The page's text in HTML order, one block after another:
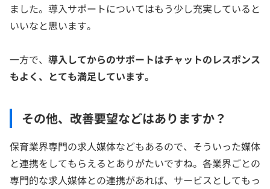
ました。導入サポートについてはもう少し充実していると
いいなと思います。
一方で、 導入してからのサポートはチャットのレスポンス
もよく、とても満足しています。
その他、改善要望などはありますか？
保育業界専門の求人媒体などもあるので、そういった媒体
と連携をしてもらえるとありがたいですね。各業界ごとの
専門的な求人媒体との連携があれば、サービスとしてもっ